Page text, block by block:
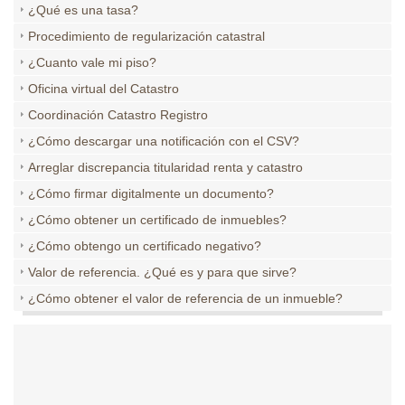
¿Qué es una tasa?
Procedimiento de regularización catastral
¿Cuanto vale mi piso?
Oficina virtual del Catastro
Coordinación Catastro Registro
¿Cómo descargar una notificación con el CSV?
Arreglar discrepancia titularidad renta y catastro
¿Cómo firmar digitalmente un documento?
¿Cómo obtener un certificado de inmuebles?
¿Cómo obtengo un certificado negativo?
Valor de referencia. ¿Qué es y para que sirve?
¿Cómo obtener el valor de referencia de un inmueble?